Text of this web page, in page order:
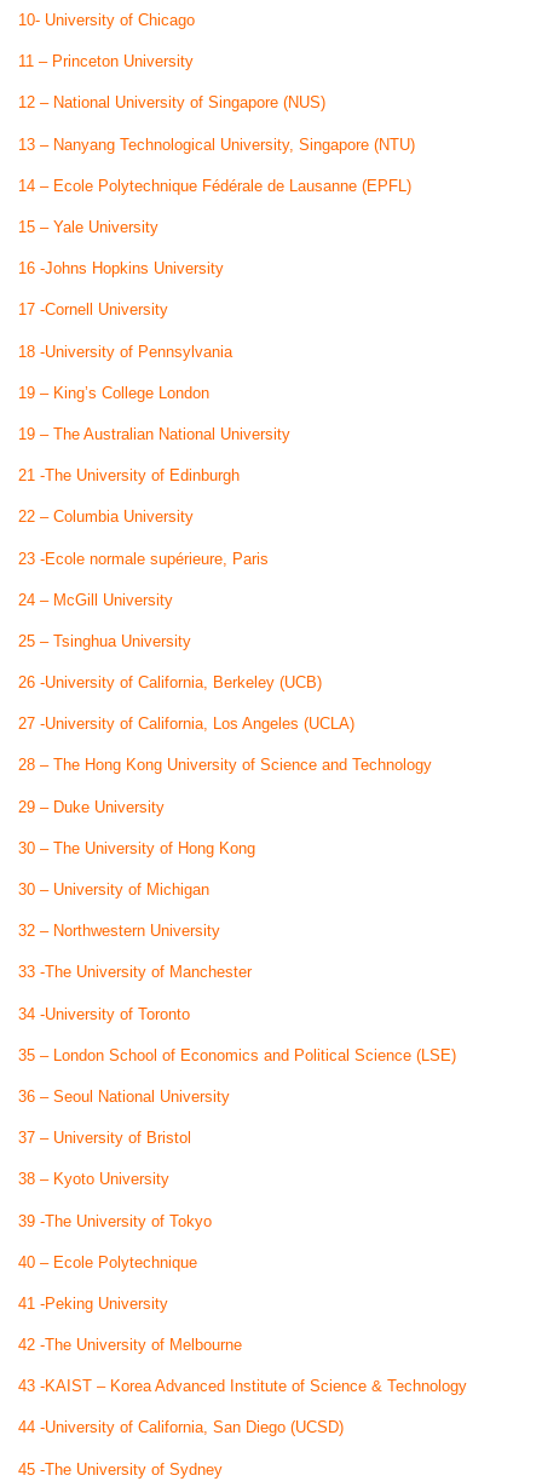
10- University of Chicago
11 – Princeton University
12 – National University of Singapore (NUS)
13 – Nanyang Technological University, Singapore (NTU)
14 – Ecole Polytechnique Fédérale de Lausanne (EPFL)
15 – Yale University
16 -Johns Hopkins University
17 -Cornell University
18 -University of Pennsylvania
19 – King’s College London
19 – The Australian National University
21 -The University of Edinburgh
22 – Columbia University
23 -Ecole normale supérieure, Paris
24 – McGill University
25 – Tsinghua University
26 -University of California, Berkeley (UCB)
27 -University of California, Los Angeles (UCLA)
28 – The Hong Kong University of Science and Technology
29 – Duke University
30 – The University of Hong Kong
30 – University of Michigan
32 – Northwestern University
33 -The University of Manchester
34 -University of Toronto
35 – London School of Economics and Political Science (LSE)
36 – Seoul National University
37 – University of Bristol
38 – Kyoto University
39 -The University of Tokyo
40 – Ecole Polytechnique
41 -Peking University
42 -The University of Melbourne
43 -KAIST – Korea Advanced Institute of Science & Technology
44 -University of California, San Diego (UCSD)
45 -The University of Sydney